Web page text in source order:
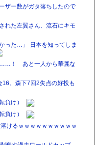
ザー数がガタ落ちしたので
れた左翼さん、流石にキモ
った…」 日本を知ってしま
！ あと一人から華麗な
。森下7回2失点の好投も
負け）
負け）
けるｗｗｗｗｗｗｗｗｗｗ